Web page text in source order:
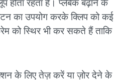
होता रहता है। प्लेबैक बढ़ाने के
का उपयोग करके क्लिप को कई
को स्थिर भी कर सकते हैं ताकि
के लिए तेज़ करें या ज़ोर देने के